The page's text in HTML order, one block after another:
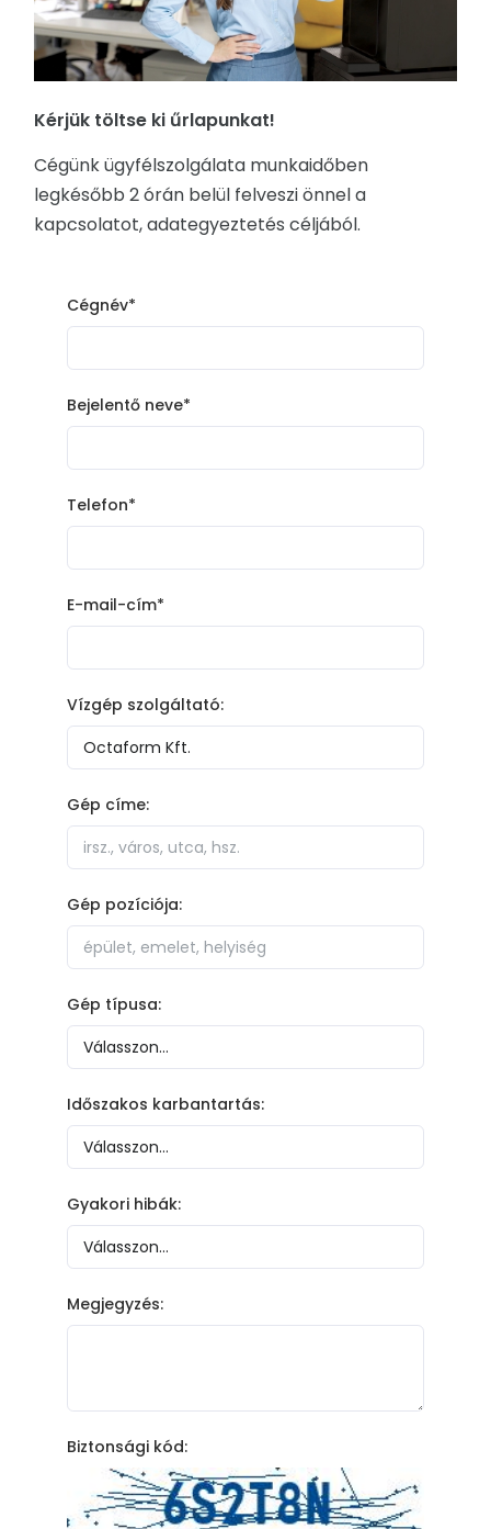
Kérjük töltse ki űrlapunkat!
Cégünk ügyfélszolgálata munkaidőben
legkésőbb 2 órán belül felveszi önnel a
kapcsolatot, adategyeztetés céljából.
Cégnév*
Bejelentő neve*
Telefon*
E-mail-cím*
Vízgép szolgáltató:
Gép címe:
Gép pozíciója:
Gép típusa:
Időszakos karbantartás:
Gyakori hibák:
Megjegyzés:
Biztonsági kód: